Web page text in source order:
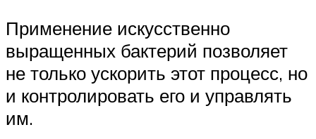
Применение искусственно
выращенных бактерий позволяет
не только ускорить этот процесс, но
и контролировать его и управлять
им.